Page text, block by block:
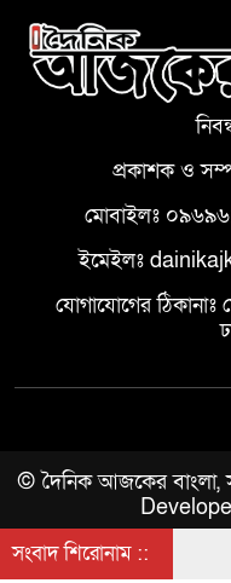
প্রকাশক ও
মোবাইলঃ
ইমেইলঃ
যোগাযোগের ঠিকানাঃ
© দৈনিক আজকের বাংলা,
সংবাদ শিরোনাম ::